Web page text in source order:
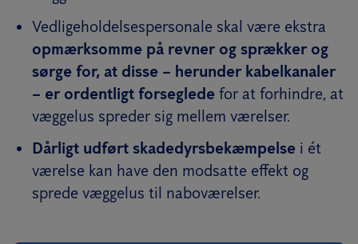
Vedligeholdelsespersonale skal være ekstra
opmærksomme på revner og sprækker og
sørge for, at disse – herunder kabelkanaler
– er ordentligt forseglede for at forhindre, at
væggelus spreder sig mellem værelser.
Dårligt udført skadedyrsbekæmpelse i ét
værelse kan have den modsatte effekt og
sprede væggelus til naboværelser.